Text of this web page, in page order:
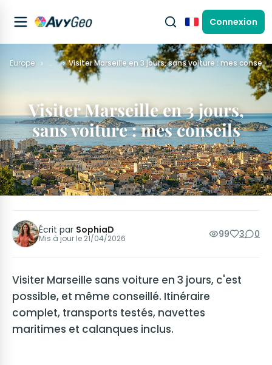
FrançaisConnexion
Europe … Visiter Marseille en 3 jours, sans voiture : mes conseils
Visiter Marseille en 3 jours,
sans voiture : mes conseils
Écrit par SophiaD
Mis à jour le 21/04/2026 99 3 0
Visiter Marseille sans voiture en 3 jours, c'est
possible, et même conseillé. Itinéraire
complet, transports testés, navettes
maritimes et calanques inclus.